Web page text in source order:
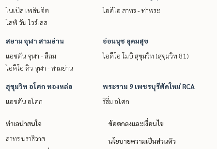
โนเบิล เพลินจิต
ไลฟ์ วัน ไวร์เลส
ไอดีโอ สาทร - ท่าพระ
สยาม จุฬา สามย่าน
แอชตัน จุฬา - สีลม
ไอดีโอ คิว จุฬา - สามย่าน
อ่อนนุช อุดมสุข
ไอดีโอ โมบิ สุขุมวิท (สุขุมวิท 81)
สุขุมวิท อโศก ทองหล่อ
แอชตัน อโศก
พระราม 9 เพชรบุรีตัดใหม่ RCA
ริธึ่ม อโศก
ทำเลน่าสนใจ
สาทร นราธิวาส
ข้อตกลงและเงื่อนไข
นโยบายความเป็นส่วนตัว